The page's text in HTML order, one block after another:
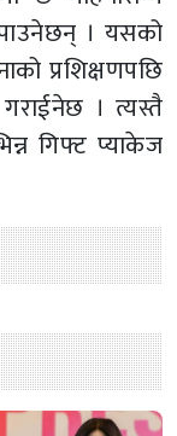
। यसको
प्रशिक्षणपछि
। त्यस्तै
गिफ्ट प्याकेज